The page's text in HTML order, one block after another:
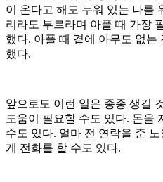
이 온다고 해도 누워 있는 나를
리라도 부르라며 아플 때 가장
했다. 아플 때 곁에 아무도 없는
했다.
앞으로도 이런 일은 종종 생길
도움이 필요할 수도 있다. 돈을
수도 있다. 얼마 전 연락을 준
게 전화를 할 수도 있다.